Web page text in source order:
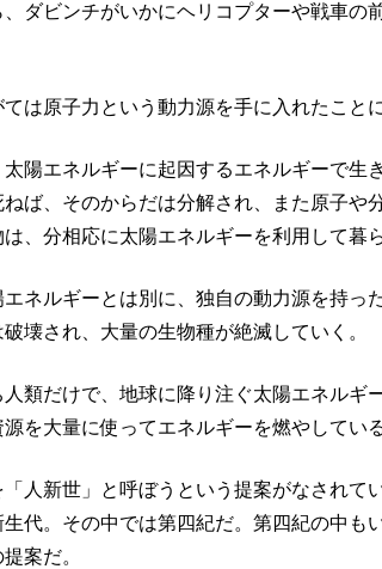
ダビンチがいかにヘリコプターや戦車
は原子力という動力源を手に入れたこと
陽エネルギーに起因するエネルギーで
ば、そのからだは分解され、また原子
、分相応に太陽エネルギーを利用して暮
ネルギーとは別に、独自の動力源を持
壊され、大量の生物種が絶滅していく。
類だけで、地球に降り注ぐ太陽エネル
を大量に使ってエネルギーを燃やしてい
人新世」と呼ぼうという提案がなされ
代。その中では第四紀だ。第四紀の中
案だ。